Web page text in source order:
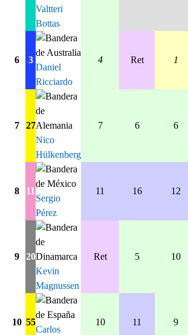
Valtteri
Bottas
6 3
Daniel
Ricciardo
4 Ret 1
7
27
Nico
Hülkenberg
7 6 6
8 11
Sergio
Pérez
11 16 12
9
20
Kevin
Magnussen
Ret 5 10
10 55
Carlos
10 11 9